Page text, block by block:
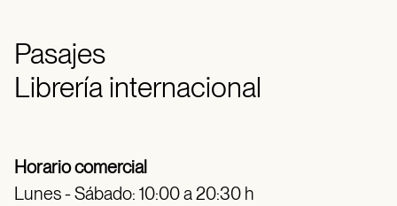
Pasajes
Librería internacional
Horario comercial
Lunes - Sábado: 10:00 a 20:30 h